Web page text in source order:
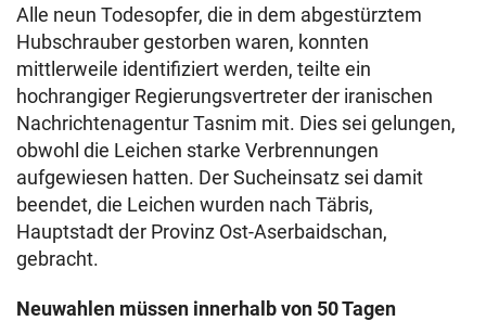
Alle neun Todesopfer, die in dem abgestürztem
Hubschrauber gestorben waren, konnten
mittlerweile identifiziert werden, teilte ein
hochrangiger Regierungsvertreter der iranischen
Nachrichtenagentur Tasnim mit. Dies sei gelungen,
obwohl die Leichen starke Verbrennungen
aufgewiesen hatten. Der Sucheinsatz sei damit
beendet, die Leichen wurden nach Täbris,
Hauptstadt der Provinz Ost-Aserbaidschan,
gebracht.
Neuwahlen müssen innerhalb von 50 Tagen